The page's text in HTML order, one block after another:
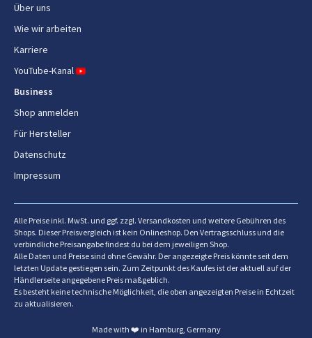
Über uns
Wie wir arbeiten
Karriere
YouTube-Kanal
Business
Shop anmelden
Für Hersteller
Datenschutz
Impressum
Alle Preise inkl. MwSt. und ggf. zzgl. Versandkosten und weitere Gebühren des
Shops. Dieser Preisvergleich ist kein Onlineshop. Den Vertragsschluss und die
verbindliche Preisangabe findest du bei dem jeweiligen Shop.
Alle Daten und Preise sind ohne Gewähr. Der angezeigte Preis könnte seit dem
letzten Update gestiegen sein. Zum Zeitpunkt des Kaufes ist der aktuell auf der
Händlerseite angegebene Preis maßgeblich.
Es besteht keine technische Möglichkeit, die oben angezeigten Preise in Echtzeit
zu aktualisieren.
Made with ❤️ in Hamburg, Germany